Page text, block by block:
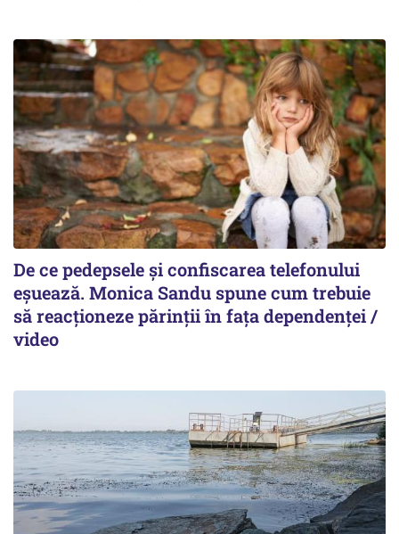
De ce pedepsele și confiscarea telefonului
eșuează. Monica Sandu spune cum trebuie
să reacționeze părinții în fața dependenței /
video